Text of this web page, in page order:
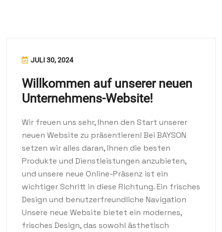
JULI 30, 2024
Willkommen auf unserer neuen
Unternehmens-Website!
Wir freuen uns sehr, Ihnen den Start unserer
neuen Website zu präsentieren! Bei BAYSON
setzen wir alles daran, Ihnen die besten
Produkte und Dienstleistungen anzubieten,
und unsere neue Online-Präsenz ist ein
wichtiger Schritt in diese Richtung. Ein frisches
Design und benutzerfreundliche Navigation
Unsere neue Website bietet ein modernes,
frisches Design, das sowohl ästhetisch